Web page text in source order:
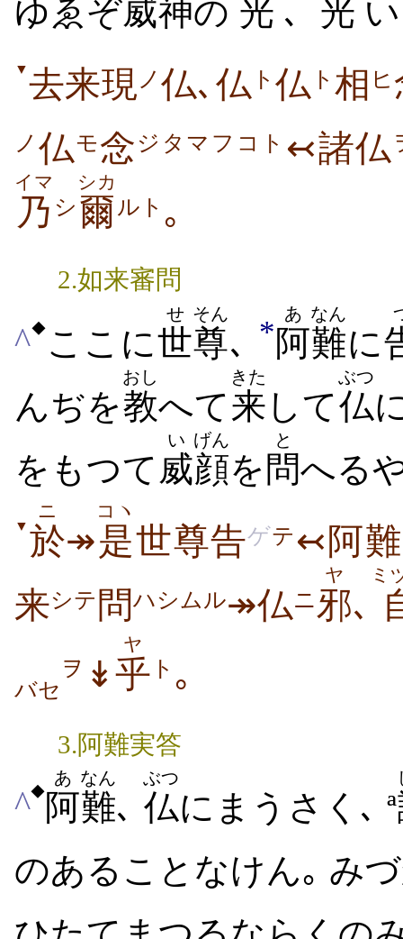
ゆゑぞ威神の 光 ､ 光
▼去来現 ノ 仏､仏 ト 仏 ト 相 ヒ
ノ 仏モ念ジタマフコト ↢諸仏
乃
イマ
シ 爾
シカ
ルト ｡
2.如来審問
^◆ ここに世
せ
尊
そん
､ *阿
あ
難
なん
に
んぢを教
おし
へて来
きた
して仏
ぶつ
をもつて 威
い
顔
げん
を 問
と
へる
▼ 於
ニ
↠是
コヽ
世尊告ゲテ ↢阿難
来シテ 問ハシムル↠仏ニ邪
ヤ
､
ミ
バセ
ヲ ↡乎
ヤ
ト ｡
3.阿難実答
^◆ 阿
あ
難
なん
､ 仏
ぶつ
にまうさく､ ª
のあることなけん｡ み